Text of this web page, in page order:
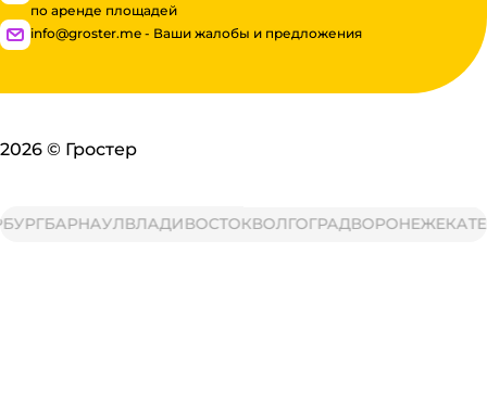
по аренде площадей
info@groster.me - Ваши жалобы и предложения
2026 © Гростер
БАРНАУЛВЛАДИВОСТОКВОЛГОГРАДВОРОНЕЖ